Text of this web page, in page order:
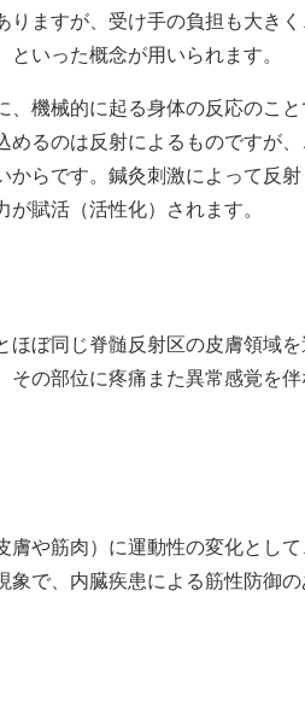
りますが、受け手の負担も大き
いった概念が用いられます。
機械的に起る身体の反応のこと
るのは反射によるものですが
らです。鍼灸刺激によって反
賦活（活性化）されます。
ぼ同じ脊髄反射区の皮膚領域を
の部位に疼痛また異常感覚を伴
や筋肉）に運動性の変化として
で、内臓疾患による筋性防御